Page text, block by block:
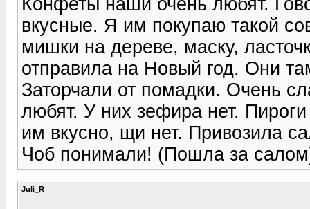
вкусные. Я им покупаю такой
мишки на дереве, маску,
отправила на Новый год. Они
Заторчали от помадки. Очень
любят. У них зефира нет.
им вкусно, щи нет. Привозила
Чоб понимали! (Пошла за
Juli_R